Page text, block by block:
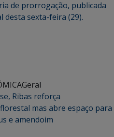
de prorrogação, publicada
desta sexta-feira (29).
Geral
Ribas reforça
mas abre espaço para
e amendoim